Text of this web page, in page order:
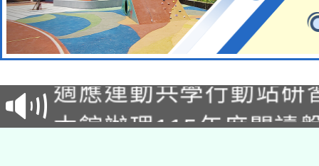
本校115學年度第2次
招甄選結果公告(無人
招)
適應運動共學行動站研
本館辦理115年度閱讀